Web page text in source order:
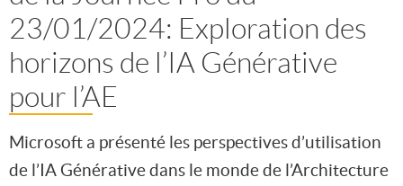
23/01/2024: Exploration des
horizons de l’IA Générative
pour l’AE
Microsoft a présenté les perspectives d’utilisation
de l’IA Générative dans le monde de l’Architecture